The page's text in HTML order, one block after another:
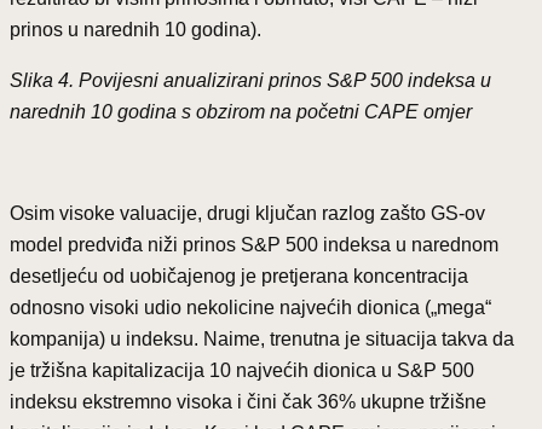
prinos u narednih 10 godina).
Slika 4. Povijesni anualizirani prinos S&P 500 indeksa u
narednih 10 godina s obzirom na početni CAPE omjer
Osim visoke valuacije, drugi ključan razlog zašto GS-ov
model predviđa niži prinos S&P 500 indeksa u narednom
desetljeću od uobičajenog je pretjerana koncentracija
odnosno visoki udio nekolicine najvećih dionica („mega“
kompanija) u indeksu. Naime, trenutna je situacija takva da
je tržišna kapitalizacija 10 najvećih dionica u S&P 500
indeksu ekstremno visoka i čini čak 36% ukupne tržišne